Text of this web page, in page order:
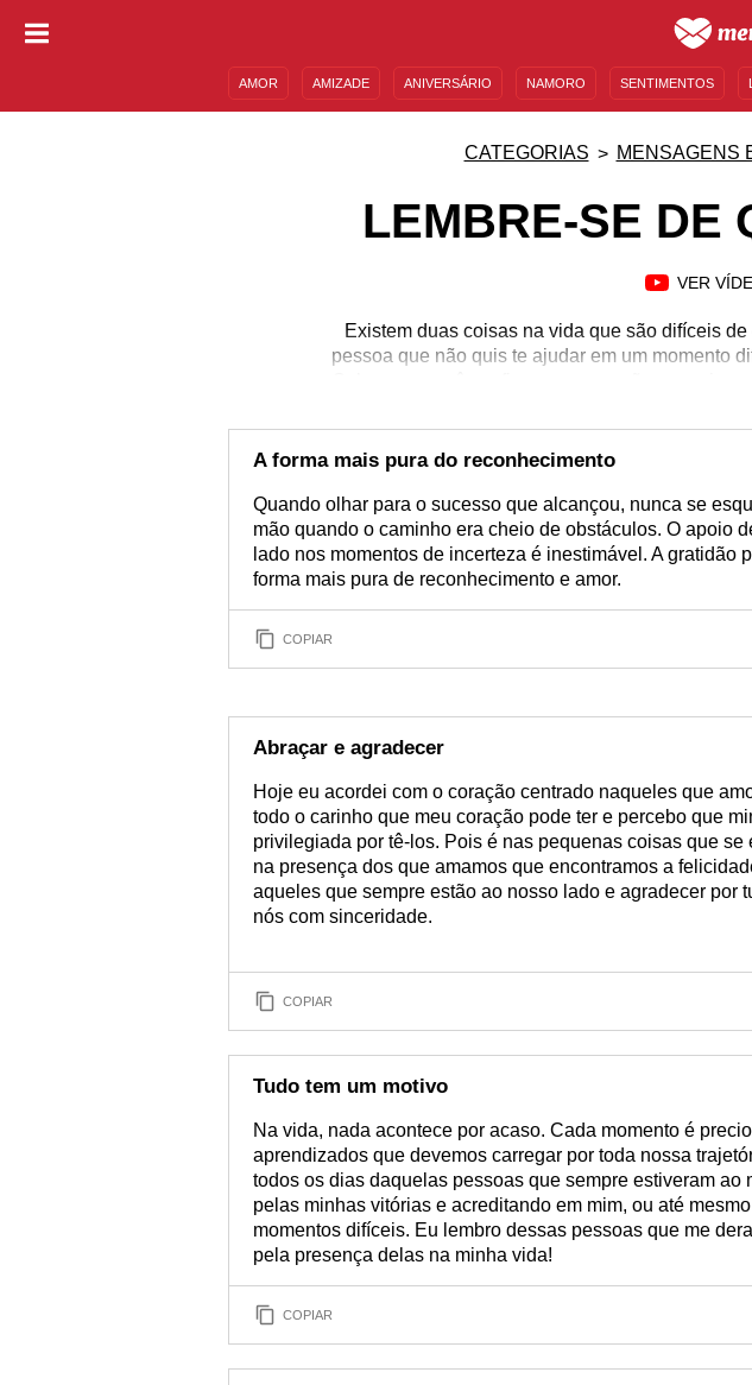
AMOR AMIZADE ANIVERSÁRIO NAMORO SENTIMENTOS
CATEGORIAS MENSAGENS
LEMBRE-SE DE
VER
Existem duas coisas na vida que são difíceis
pessoa que não quis te ajudar em um momento
Saber que você confiou em quem não merecia
e mostram que ainda vale a pena acreditar no ser
sobre você, expondo que você é humilde e livre
A forma mais pura do reconhecimento
Quando olhar para o sucesso que alcançou, nunca se
mão quando o caminho era cheio de obstáculos. O apoio
lado nos momentos de incerteza é inestimável. A gratidão
forma mais pura de reconhecimento e amor.
COPIAR
Abraçar e agradecer
Hoje eu acordei com o coração centrado naqueles que
todo o carinho que meu coração pode ter e percebo que
privilegiada por tê-los. Pois é nas pequenas coisas que se
na presença dos que amamos que encontramos a
aqueles que sempre estão ao nosso lado e agradecer por
nós com sinceridade.
COPIAR
Tudo tem um motivo
Na vida, nada acontece por acaso. Cada momento é
aprendizados que devemos carregar por toda nossa
todos os dias daquelas pessoas que sempre estiveram ao
pelas minhas vitórias e acreditando em mim, ou até
momentos difíceis. Eu lembro dessas pessoas que me
pela presença delas na minha vida!
COPIAR